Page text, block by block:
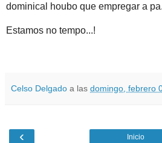
dominical houbo que empregar a pa.
Estamos no tempo...!
Celso Delgado a las domingo, febrero
‹ Inicio